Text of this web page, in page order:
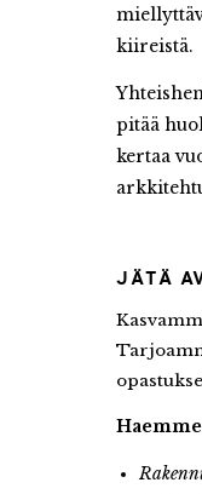
kiireistä.
pitää
kertaa
JÄTÄ